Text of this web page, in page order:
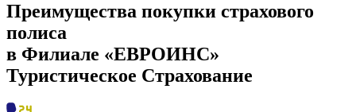
Преимущества покупки страхового
полиса
в Филиале «ЕВРОИНС»
Туристическое Страхование